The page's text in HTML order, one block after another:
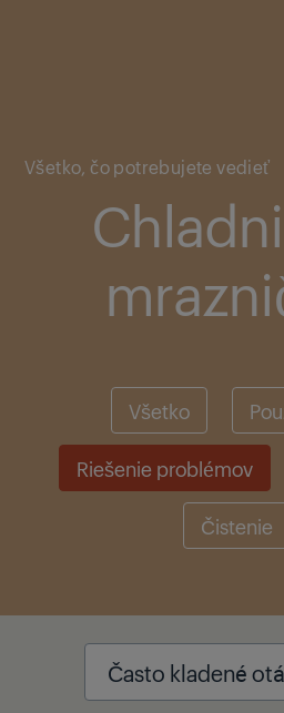
Všetko, čo potrebujete vedieť
Všetko
Riešenie problémov
Čistenie
Často kladené